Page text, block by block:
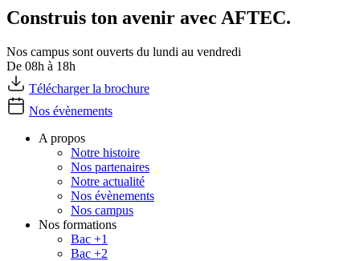
Construis ton avenir avec AFTEC.
Nos campus sont ouverts du lundi au vendredi
De 08h à 18h
Télécharger la brochure
Nos évènements
A propos
Notre histoire
Nos partenaires
Notre actualité
Nos évènements
Nos campus
Nos formations
Bac +1
Bac +2